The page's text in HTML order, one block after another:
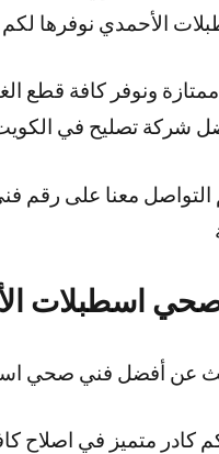
الأحمدي نوفرها لكم
ممتازة ونوفر كافة قطع
شركة تصليح في الكويت
التواصل معنا على رقم
اسطبلات
عن أفضل فني صحي
كادر متميز في اصلاح